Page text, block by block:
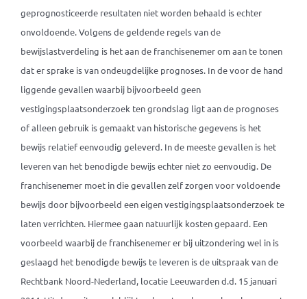
geprognosticeerde resultaten niet worden behaald is echter
onvoldoende. Volgens de geldende regels van de
bewijslastverdeling is het aan de franchisenemer om aan te tonen
dat er sprake is van ondeugdelijke prognoses. In de voor de hand
liggende gevallen waarbij bijvoorbeeld geen
vestigingsplaatsonderzoek ten grondslag ligt aan de prognoses
of alleen gebruik is gemaakt van historische gegevens is het
bewijs relatief eenvoudig geleverd. In de meeste gevallen is het
leveren van het benodigde bewijs echter niet zo eenvoudig. De
franchisenemer moet in die gevallen zelf zorgen voor voldoende
bewijs door bijvoorbeeld een eigen vestigingsplaatsonderzoek te
laten verrichten. Hiermee gaan natuurlijk kosten gepaard. Een
voorbeeld waarbij de franchisenemer er bij uitzondering wel in is
geslaagd het benodigde bewijs te leveren is de uitspraak van de
Rechtbank Noord-Nederland, locatie Leeuwarden d.d. 15 januari